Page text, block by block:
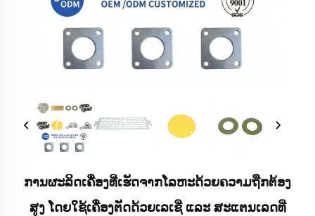
ການຜະລິດເຄື່ອງທີ່ເຮັດຈາກໂລຫະດ້ວຍຄວາມຖືກຕ້ອງ
ສູງ ໂດຍໃຊ້ເຄື່ອງຕັດດ້ວຍເລເຊີ່ ແລະ ສະແຕນເລດທີ່